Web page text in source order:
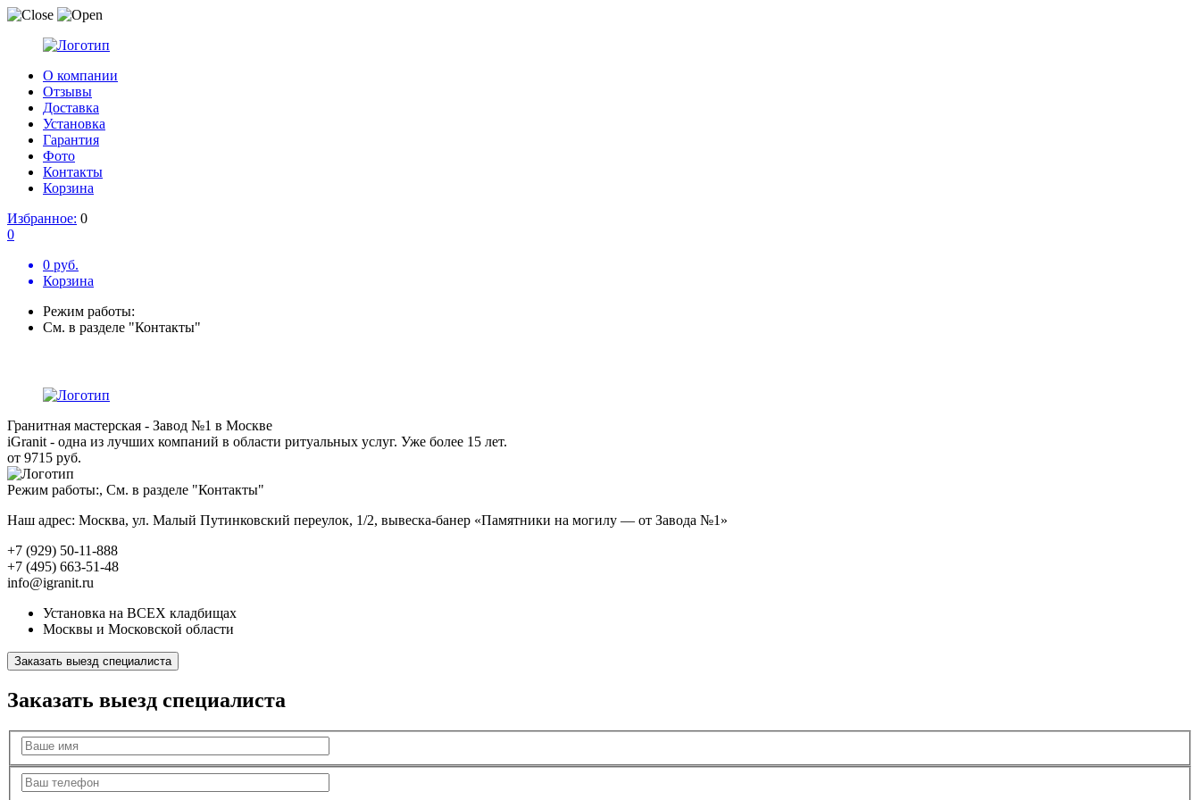
О компании
Отзывы
Доставка
Установка
Гарантия
Фото
Контакты
Корзина
Избранное: 0
0
0 руб.
Корзина
Режим работы:
См. в разделе "Контакты"
Гранитная мастерская - Завод №1 в Москве
iGranit - одна из лучших компаний в области ритуальных услуг. Уже более 15 лет.
от 9715 руб.
Режим работы:, См. в разделе "Контакты"
Наш адрес: Москва, ул. Малый Путинковский переулок, 1/2, вывеска-банер «Памятники на могилу — от Завода №1»
+7 (929) 50-11-888
+7 (495) 663-51-48
info@igranit.ru
Установка на ВСЕХ кладбищах
Москвы и Московской области
Заказать выезд специалиста
Заказать выезд специалиста